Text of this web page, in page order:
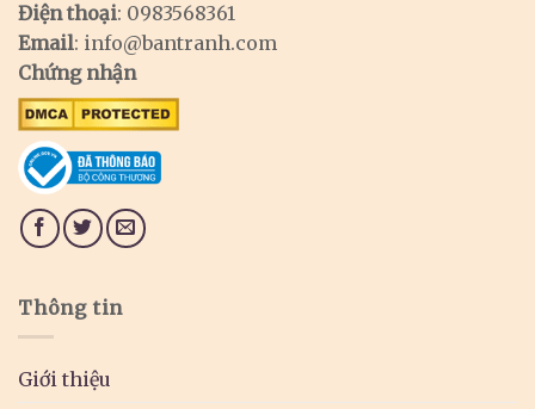
Điện thoại: 0983568361
Email: info@bantranh.com
Chứng nhận
Thông tin
Giới thiệu